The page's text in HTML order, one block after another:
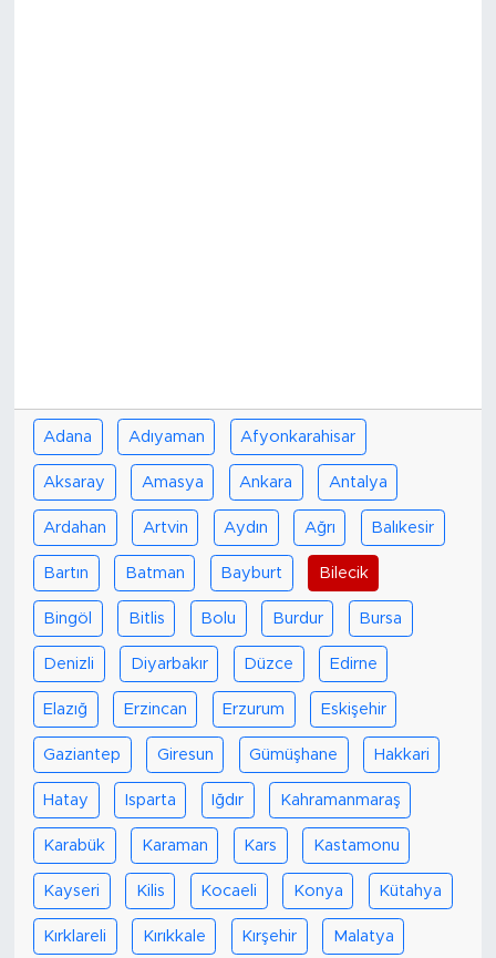
Adana Adıyaman Afyonkarahisar
Aksaray Amasya Ankara Antalya
Ardahan Artvin Aydın Ağrı Balıkesir
Bartın Batman Bayburt Bilecik
Bingöl Bitlis Bolu Burdur Bursa
Denizli Diyarbakır Düzce Edirne
Elazığ Erzincan Erzurum Eskişehir
Gaziantep Giresun Gümüşhane Hakkari
Hatay Isparta Iğdır Kahramanmaraş
Karabük Karaman Kars Kastamonu
Kayseri Kilis Kocaeli Konya Kütahya
Kırklareli Kırıkkale Kırşehir Malatya